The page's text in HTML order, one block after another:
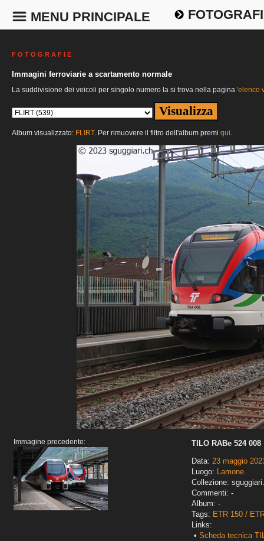
MENU PRINCIPALE
F O T O G R A F I E
Immagini ferroviarie a scartamento normale
La suddivisione dei veicoli per singolo numero la si trova nella pagina 'elenco
Album visualizzato: FLIRT. Per rimuovere il filtro dell'album premi qui.
Immagine precedente:
TILO RABe 524 008
Data: 23 maggio
Luogo: Lamone
Collezione:
Commenti: -
Album: -
Tags: ETR 150 /
Links:
• Scheda tecnica